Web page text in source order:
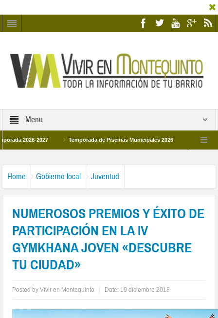
Menu
2027 Temporada de Piscinas Municipales 2026 Los Campus de
Home Gobierno local Juventud
NUMEROSOS PREMIOS Y ÉXITO DE
PARTICIPACIÓN EN LA IV
GYMKHANA JOVEN «DESCUBRE
TU CIUDAD»
Posted byVivir en Montequinto Date: 19 diciembre 2018